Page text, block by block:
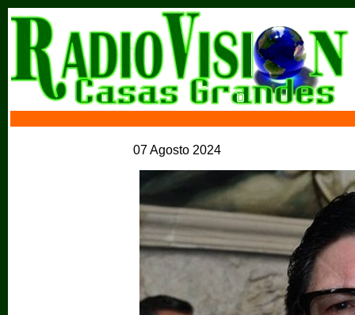
07 Agosto 2024